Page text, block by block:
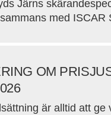
Järns
med ISCAR
OM
är alltid att ge